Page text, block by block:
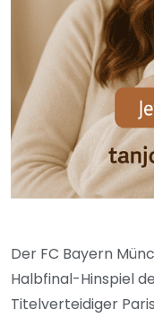
Der FC Bayern
Halbfinal-Hinspiel
Titelverteidiger